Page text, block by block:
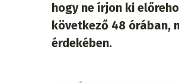
hogy ne írjon ki
következő 48 órában,
érdekében.